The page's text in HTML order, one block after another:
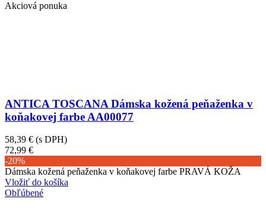
Akciová ponuka
ANTICA TOSCANA Dámska kožená peňaženka v
koňakovej farbe AA00077
58,39 € (s DPH)
72,99 €
-20%
Dámska kožená peňaženka v koňakovej farbe PRAVÁ KOŽA
Vložiť do košíka
Obľúbené